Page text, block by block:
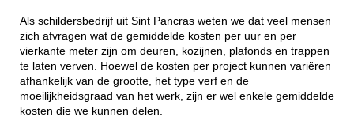
Als schildersbedrijf uit Sint Pancras weten we dat veel mensen
zich afvragen wat de gemiddelde kosten per uur en per
vierkante meter zijn om deuren, kozijnen, plafonds en trappen
te laten verven. Hoewel de kosten per project kunnen variëren
afhankelijk van de grootte, het type verf en de
moeilijkheidsgraad van het werk, zijn er wel enkele gemiddelde
kosten die we kunnen delen.